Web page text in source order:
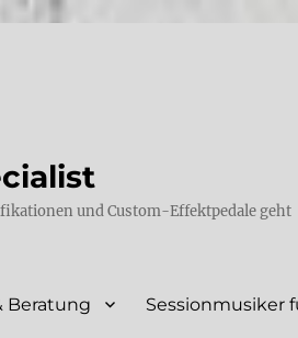
und Custom-Effektpedale geht
Beratung Sessionmusiker